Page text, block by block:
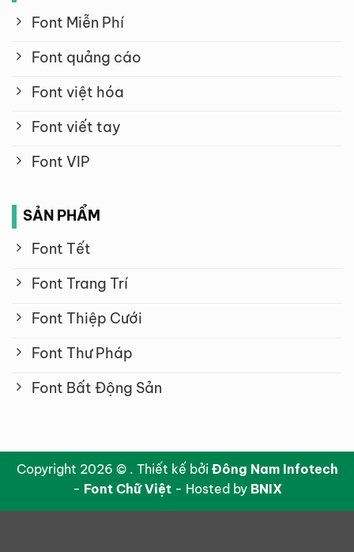
Font Miễn Phí
Font quảng cáo
Font việt hóa
Font viết tay
Font VIP
SẢN PHẨM
Font Tết
Font Trang Trí
Font Thiệp Cưới
Font Thư Pháp
Font Bất Động Sản
Copyright 2026 © . Thiết kế bởi Đông Nam Infotech
- Font Chữ Việt- Hosted by BNIX